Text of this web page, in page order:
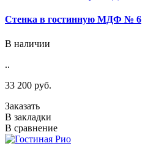
Стенка в гостинную МДФ № 6
В наличии
..
33 200 руб.
Заказать
В закладки
В сравнение